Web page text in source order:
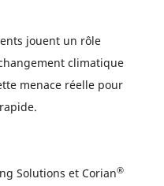
jouent un rôle
climatique
menace réelle pour
Solutions et Corian®